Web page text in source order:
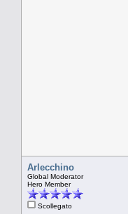
Arlecchino
Global Moderator
Hero Member
Scollegato